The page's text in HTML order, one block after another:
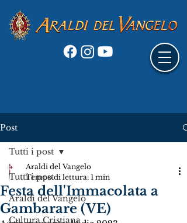
Post
Tutti i post
Araldi del Vangelo
Cultura Cristiana
Tutti i post
Festa dell'Immacolata a
Gambarare (VE)
Araldi del Vangelo
Tempo di lettura: 1 min